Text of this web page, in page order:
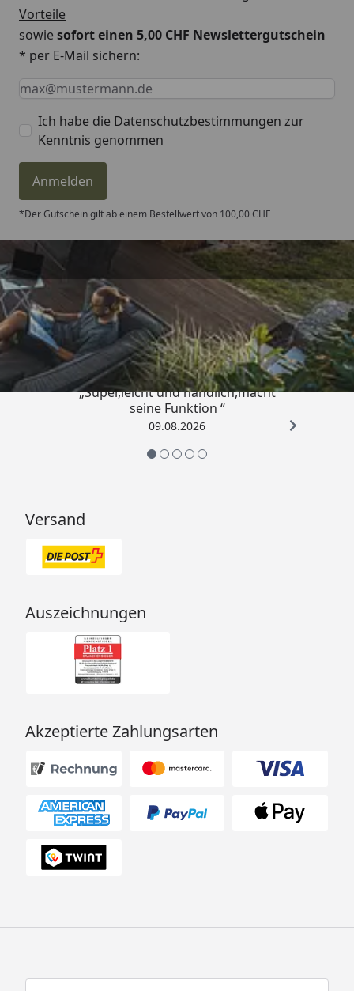
Vorteile
sowiesofort einen 5,00 CHF Newslettergutschein
* per E-Mail sichern:
Keine Eingabe erforderlich
Eingabe erforderlich
E-Mail *
Ich habe die Datenschutzbestimmungen zur
Kenntnis genommen
Anmelden
*Der Gutschein gilt ab einem Bestellwert von 100,00 CHF
Trusted Shops
4,81/ 5
„Super,leicht und handlich,macht
seine Funktion “
09.08.2026
Versand
Auszeichnungen
Akzeptierte Zahlungsarten